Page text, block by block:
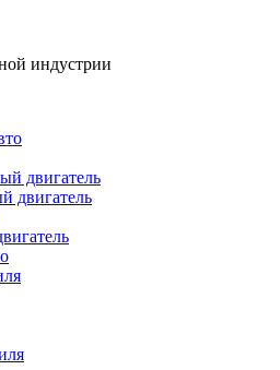
индустрии
двигатель
двигатель